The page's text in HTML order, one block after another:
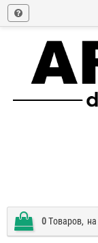
0Tоваров, на